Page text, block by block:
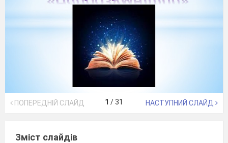
ПОПЕРЕДНІЙ СЛАЙД 1 /31 НАСТУПНИЙ СЛАЙД
Зміст слайдів